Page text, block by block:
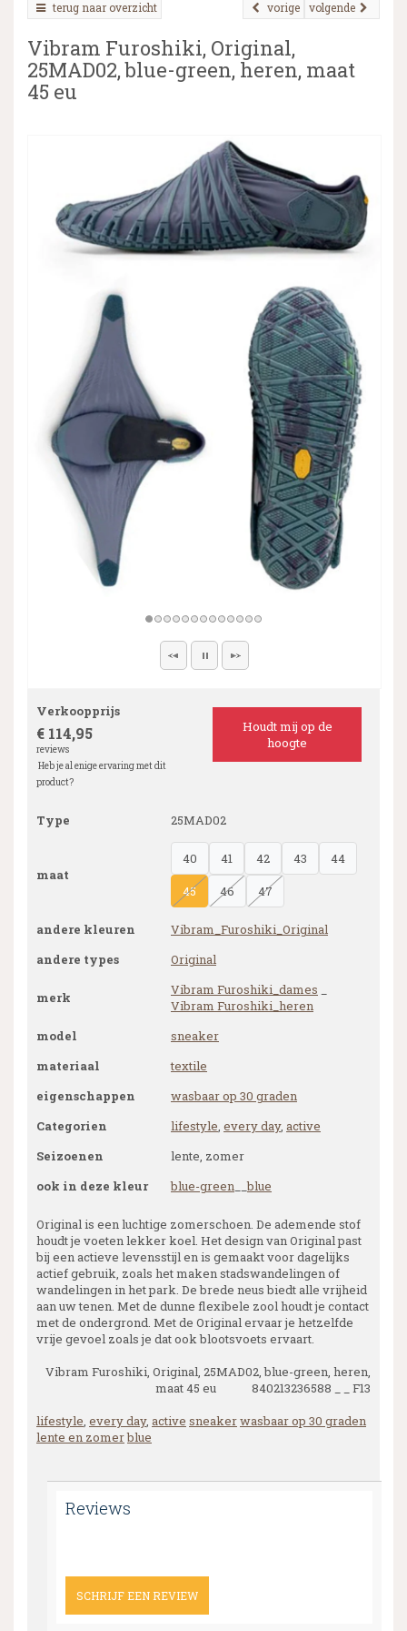
▼
terug naar overzicht volgende
vorige
Vibram Furoshiki, Original,
25MAD02, blue-green, heren, maat
45 eu
Verkoopprijs
€ 114,95
reviews
Heb je al enige ervaring met dit
product?
Houdt mij op de
hoogte
Type 25MAD02
maat
40 41 42 43
44
45
46 47
andere kleuren
Vibram_Furoshiki_Original
andere types
Original
merk Vibram Furoshiki_dames
Vibram Furoshiki_heren
model
sneaker
materiaal
textile
eigenschappen
wasbaar op 30 graden
Categorien
lifestyle, every day, active
Seizoenen
lente, zomer
ook in deze kleur
blue-green __blue
Original is een luchtige zomerschoen. De ademende stof
houdt je voeten lekker koel. Het design van Original past
bij een actieve levensstijl en is gemaakt voor dagelijks
actief gebruik, zoals het maken stadswandelingen of
wandelingen in het park. De brede neus biedt alle vrijheid
aan uw tenen. Met de dunne flexibele zool houdt je contact
met de ondergrond. Met de Original ervaar je hetzelfde
vrije gevoel zoals je dat ook blootsvoets ervaart.
Vibram Furoshiki, Original, 25MAD02, blue-green, heren,
maat 45 eu 840213236588 _ _ F13
lifestyle, every day, active sneakerwasbaar op 30 graden
lente en zomerblue
Reviews
SCHRIJF EEN REVIEW